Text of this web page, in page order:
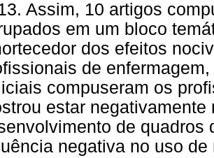
Assim, 10 artigos
em um bloco
dos efeitos
de
compuseram os
estar
de quadros
negativa no uso